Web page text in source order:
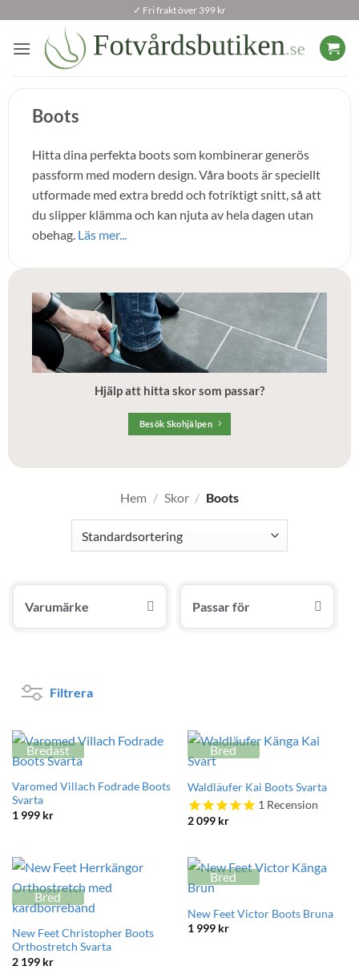
content
✓ Fri frakt över 399 kr
Boots
Hitta dina perfekta boots som kombinerar generös
passform med modern design. Våra boots är speciellt
utformade med extra bredd och fotriktigt snitt, så att
du slipper klämma och kan njuta av hela dagen utan
obehag. Läs mer...
Hjälp att hitta skor som passar?
Besök Skohjälpen
Hem / Skor / Boots
Varumärke Passar för
Filtrera
Bredast
Varomed Villach Fodrade Boots
Svarta
1 999 kr
Bred
Waldläufer Kai Boots Svarta
1Recension
2 099 kr
Bred
New Feet Christopher Boots
Orthostretch Svarta
2 199 kr
Bred
New Feet Victor Boots Bruna
1 999 kr